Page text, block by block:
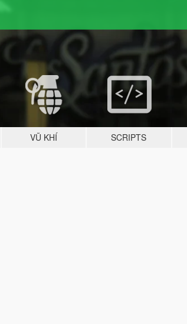
VŨ KHÍ SCRIPTS